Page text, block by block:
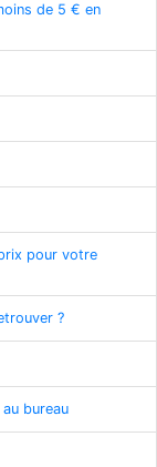
de 5 € en
pour votre
?
bureau